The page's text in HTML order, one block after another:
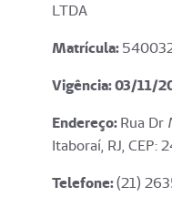
LTDA
Matrícula:
Vigência: 03/11/
Endereço:Rua Dr
Itaboraí, RJ, CEP:
Telefone:(21)